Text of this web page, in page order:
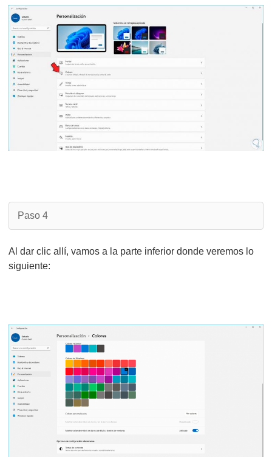
Paso 4
Al dar clic allí, vamos a la parte inferior donde veremos lo
siguiente: